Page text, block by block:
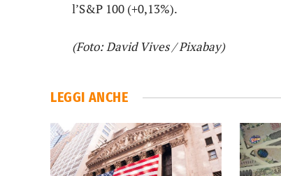
l’S&P 100 (+0,13%).
(Foto: David Vives / Pixabay)
LEGGI ANCHE